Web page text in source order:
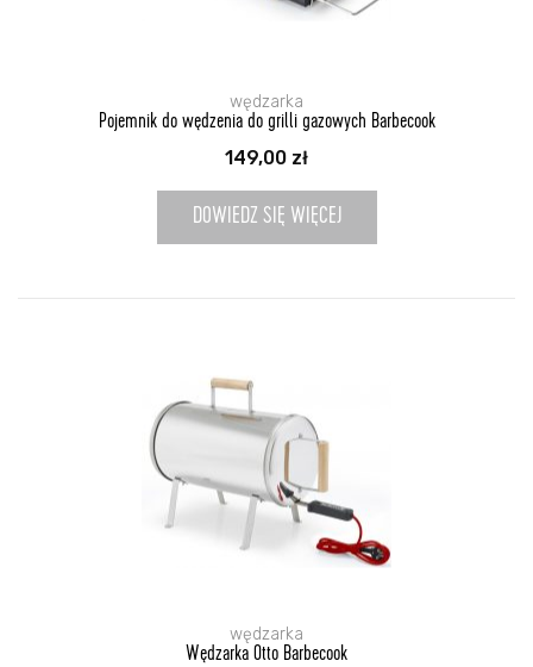
wędzarka
Pojemnik do wędzenia do grilli gazowych Barbecook
149,00 zł
DOWIEDZ SIĘ WIĘCEJ
wędzarka
Wędzarka Otto Barbecook